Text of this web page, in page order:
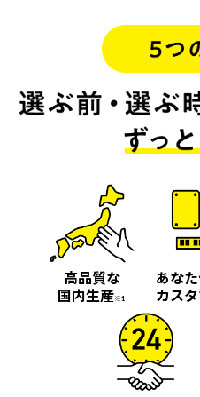
高品質な
国内生産※1
あな
カス